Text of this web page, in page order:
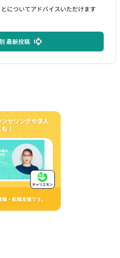
についてアドバイスいただけます
最新投稿
セリングや求人
！
・転職支援です。
キャリエモン